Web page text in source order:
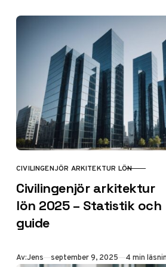
KATEGORI
CIVILINGENJÖR ARKITEKTUR LÖN
Civilingenjör arkitektur
lön 2025 – Statistik och
guide
Av:Jens Publicerad
september 9, 2025 4 min